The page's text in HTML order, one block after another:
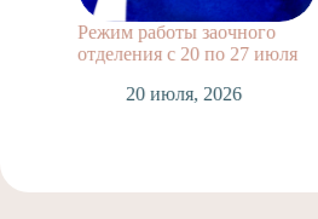
Режим работы заочного
отделения с 20 по 27 июля
20 июля, 2026